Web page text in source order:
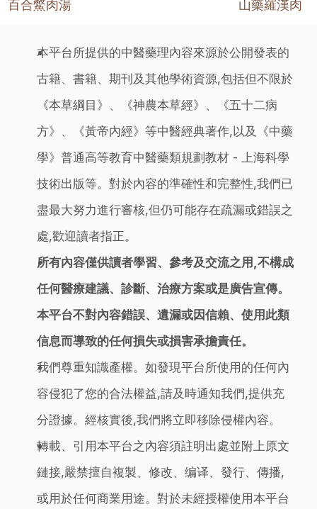
百合鱉肉湯
山藥羅漢肉
本平台所提供的中醫藥理內容來源於公開發表的
古籍、書籍、期刊及其他學術資源,包括但不限於
《本草綱目》、《神農本草經》、《五十二病
方》、《黃帝內經》等中醫經典著作,以及《中藥
學》普通高等教育中醫藥類規劃教材 - 上海科學
技術出版等。對於內容的準確性和完整性,我們已
盡最大努力進行審核,但仍可能存在疏漏或錯誤之
處,歡迎讀者指正。
所有內容僅供讀者學習、參考及交流之用,不構成
任何醫療建議、診斷、治療方案或是廣告宣傳。
本平台不對內容錯誤、遺漏或因信賴、使用此類
信息而導致的任何損失或損害承擔責任。
我們尊重知識產權。如發現平台所使用的任何內
容侵犯了您的合法權益,請及時通知我們,提供充
分證據。經核實後,我們將立即移除侵權內容。
轉載、引用本平台之內容須註明出處並附上原文
鏈接,嚴禁擅自複製、修改、编译、發行、傳播,
或用於任何商業用途。對於未經授權使用本平台